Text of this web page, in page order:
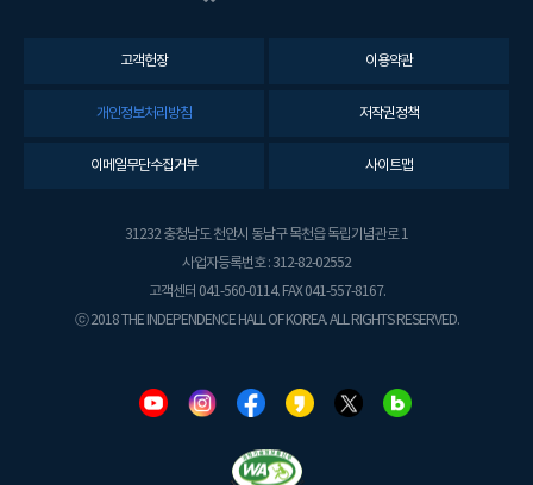
고객헌장 이용약관
개인정보처리방침 저작권정책
이메일무단수집거부 사이트맵
31232 충청남도 천안시 동남구 목천읍 독립기념관로 1
사업자등록번호 : 312-82-02552
고객센터 041-560-0114. FAX 041-557-8167.
ⓒ 2018 THE INDEPENDENCE HALL OF KOREA. ALL RIGHTS RESERVED.